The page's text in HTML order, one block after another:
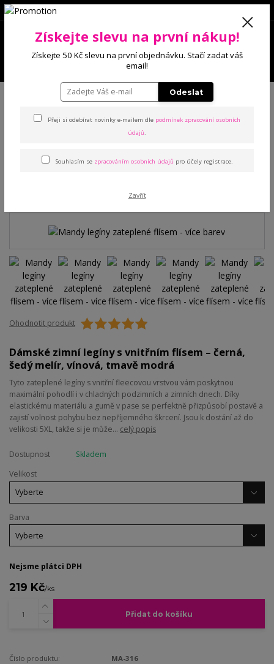
0 Kč
Kalhoty a legíny Legíny
Mandy legíny zateplené flísem - více
flísem - více barev
Ohodnotit produkt
Dámské zimní legíny s vnitřním flísem – černá,
šedý melír, vínová, tmavě modrá
Tyto zateplené legíny s vnitřní fleecovou vrstvou vám poskytnou
maximální pohodlí i v chladných podzimních a zimních dnech. Díky
elastickému materiálu a gumě v pase se perfektně přizpůsobí postavě a
zajistí volnost pohybu bez nepříjemného škrcení. Jsou k dostání až do
velikosti 5XL, takže si je může... celý popis
Dostupnost
Skladem
Velikost
Barva
Nejsme plátci DPH
219 Kč/ks
Přidat do košíku
Číslo produktu:
MA-316
Získejte slevu na první nákup!
Získejte 50 Kč slevu na první objednávku. Stačí zadat váš
email!
Odeslat
Přeji si odebírat novinky e-mailem dle podmínek zpracování osobních
údajů.
Souhlasím se zpracováním osobních údajů pro účely registrace.
Zavřít